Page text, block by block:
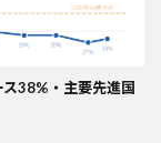
38%・主要先進国